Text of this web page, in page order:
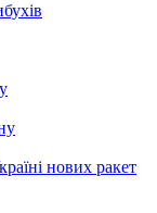
нових ракет